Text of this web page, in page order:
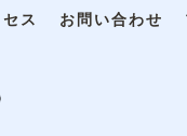
ス お問い合わせ